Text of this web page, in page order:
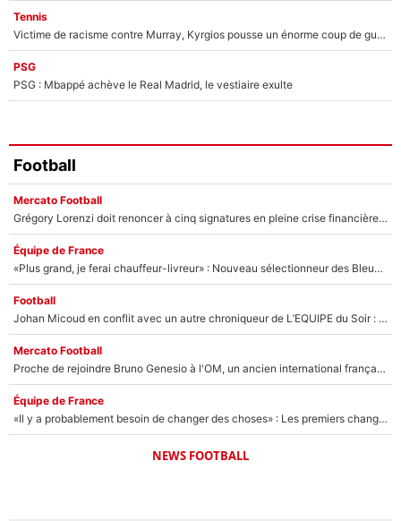
Tennis
Victime de racisme contre Murray, Kyrgios pousse un énorme coup de gueule !
PSG
PSG : Mbappé achève le Real Madrid, le vestiaire exulte
Football
Mercato Football
Grégory Lorenzi doit renoncer à cinq signatures en pleine crise financière : L’IA propose sept noms à l’OM pour un mercato réussi... à seulement 5M€ !
Équipe de France
«Plus grand, je ferai chauffeur-livreur» : Nouveau sélectionneur des Bleus, Zinédine Zidane s’était imaginé un avenir très différent lorsqu'il était enfant
Football
Johan Micoud en conflit avec un autre chroniqueur de L’EQUIPE du Soir : «Pendant un moment, je ne les ai pas remis ensemble dans l'émission»
Mercato Football
Proche de rejoindre Bruno Genesio à l'OM, un ancien international français va finalement débarquer... sur RMC !
Équipe de France
«Il y a probablement besoin de changer des choses» : Les premiers changements de Zinedine Zidane en équipe de France sont révélés ?
NEWS FOOTBALL